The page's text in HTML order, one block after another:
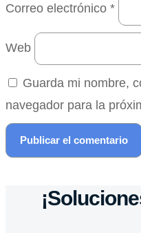
Correo electrónico *
Web
Guarda mi nombre,
navegador para la